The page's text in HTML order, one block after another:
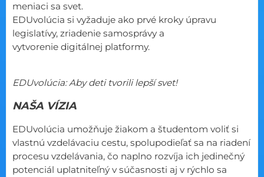
meniaci sa svet.
EDUvolúcia si vyžaduje ako prvé kroky úpravu
legislatívy, zriadenie samosprávy a
vytvorenie digitálnej platformy.
EDUvolúcia: Aby deti tvorili lepší svet!
NAŠA VÍZIA
EDUvolúcia umožňuje žiakom a študentom voliť si
vlastnú vzdelávaciu cestu, spolupodieľať sa na riadení
procesu vzdelávania, čo naplno rozvíja ich jedinečný
potenciál uplatniteľný v súčasnosti aj v rýchlo sa